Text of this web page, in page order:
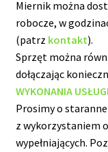
Miernik można
robocze, w
(patrz kontakt).
Sprzęt można
dołączając
WYKONANIA USŁUGI
Prosimy o
z wykorzystaniem
wypełniających.